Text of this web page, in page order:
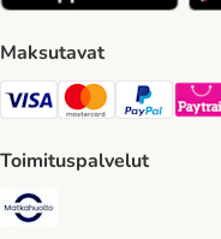
Maksutavat
VISA Payment Method
Mastercard Payment
Paypal
Toimituspalvelut